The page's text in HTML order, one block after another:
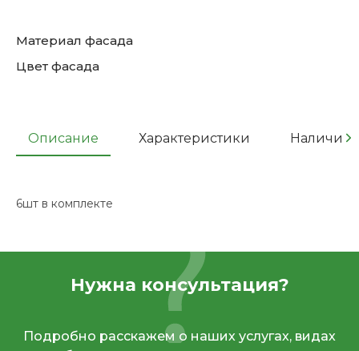
Материал фасада
Цвет фасада
Описание Характеристики Наличие
6шт в комплекте
Нужна консультация?
Подробно расскажем о наших услугах, видах